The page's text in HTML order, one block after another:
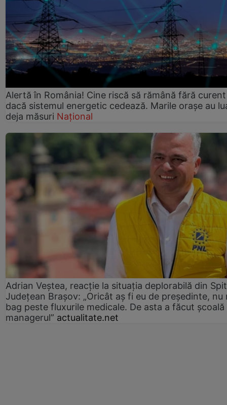
Alertă în România! Cine riscă să rămână fără curent
dacă sistemul energetic cedează. Marile orașe au
deja măsuri Național
Adrian Veștea, reacție la situația deplorabilă din
Județean Brașov: „Oricât aș fi eu de președinte, nu
bag peste fluxurile medicale. De asta a făcut școală
managerul” actualitate.net